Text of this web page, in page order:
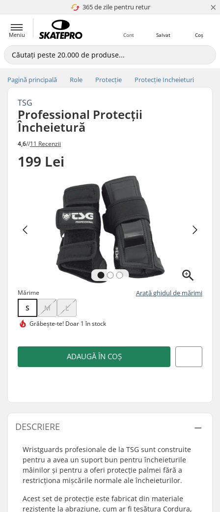
365 de zile pentru retur
4.8 a 5 ×
Meniu Coș
Salvat
Cont
Pagină principală Role Protecție Protecție Incheieturi
TSG
Professional Protecții
Încheietură
4,6//11 Recenzii
199 Lei
Mărime Arată ghidul de mărimi
S M L
Grăbește-te! Doar 1 în stock
ADAUGĂ ÎN COȘ
DESCRIERE
Wristguards profesionale de la TSG sunt construite
pentru a avea un suport bun pentru încheieturile
mâinilor și pentru a oferi protecție palmei fără a
restricționa mișcările normale ale încheieturilor.
Acest set de protecție este fabricat din materiale
rezistente la abraziune, cum ar fi țesătura Cordura,